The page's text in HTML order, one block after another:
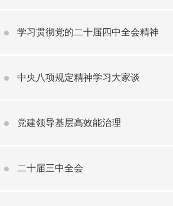
学习贯彻党的二十届四中全会精神
中央八项规定精神学习大家谈
党建领导基层高效能治理
二十届三中全会